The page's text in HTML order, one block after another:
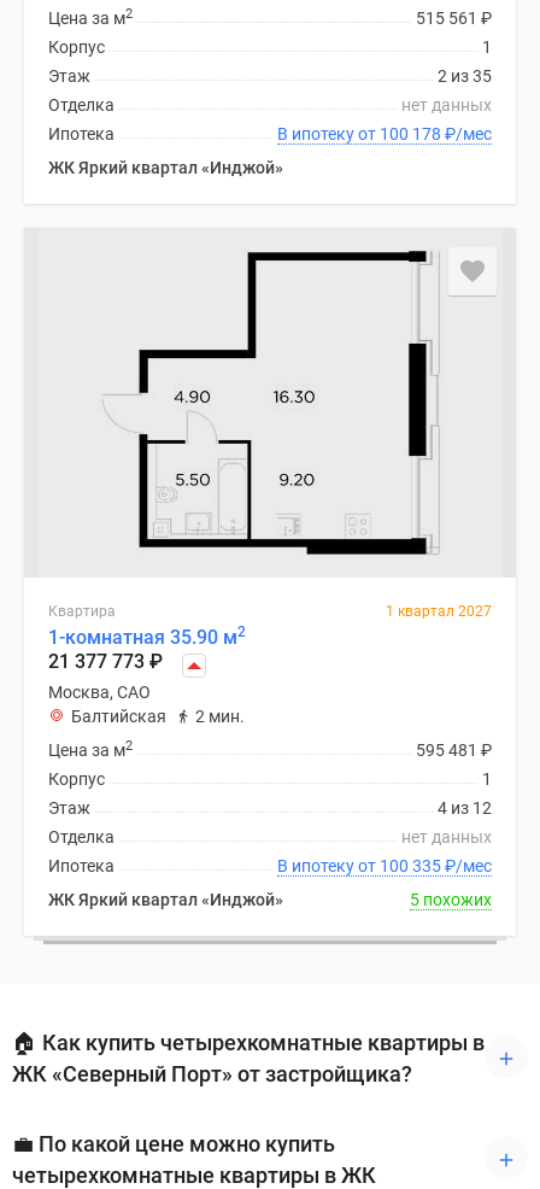
515 561 ₽
Цена за м2
1
Корпус
2 из 35
Этаж
нет данных
Отделка
В ипотеку от 100 178 ₽/мес
Ипотека
ЖК Яркий квартал «Инджой»
Квартира 1 квартал 2027
1-комнатная 35.90 м2
21 377 773 ₽
Москва, САО
Балтийская
2 мин.
595 481 ₽
Цена за м2
1
Корпус
4 из 12
Этаж
нет данных
Отделка
В ипотеку от 100 335₽/мес
Ипотека
ЖК Яркий квартал «Инджой»
5 похожих
🏠 Как купить четырехкомнатные квартиры в
ЖК «Северный Порт» от застройщика?
💼 По какой цене можно купить
четырехкомнатные квартиры в ЖК